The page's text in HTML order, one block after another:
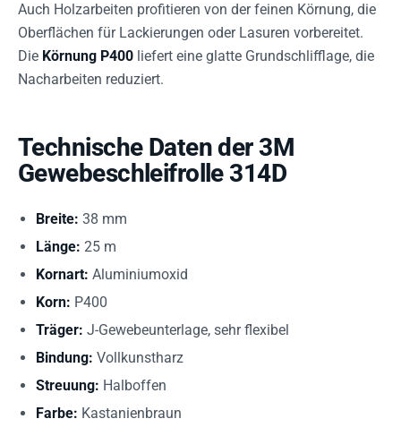
Auch Holzarbeiten profitieren von der feinen Körnung, die
Oberflächen für Lackierungen oder Lasuren vorbereitet.
Die Körnung P400 liefert eine glatte Grundschlifflage, die
Nacharbeiten reduziert.
Technische Daten der 3M
Gewebeschleifrolle 314D
Breite: 38 mm
Länge: 25 m
Kornart: Aluminiumoxid
Korn: P400
Träger: J-Gewebeunterlage, sehr flexibel
Bindung: Vollkunstharz
Streuung: Halboffen
Farbe: Kastanienbraun